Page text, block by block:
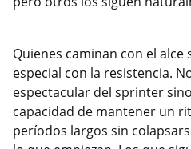
Quienes caminan con el
especial con la resistencia.
espectacular del sprinter
capacidad de mantener un
períodos largos sin